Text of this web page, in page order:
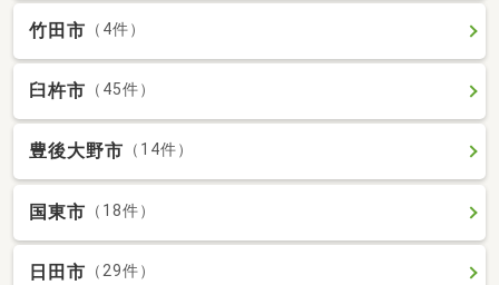
竹田市 （4件）
臼杵市 （45件）
豊後大野市 （14件）
国東市 （18件）
日田市 （29件）